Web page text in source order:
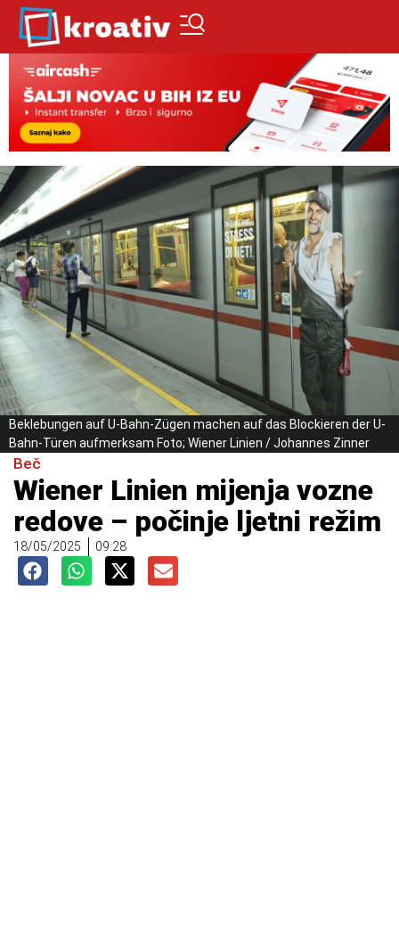
Beklebungen auf U-Bahn-Zügen machen auf das Blockieren der U-
Bahn-Türen aufmerksam Foto; Wiener Linien / Johannes Zinner
Beč
Wiener Linien mijenja vozne
redove – počinje ljetni režim
18/05/2025 09:28